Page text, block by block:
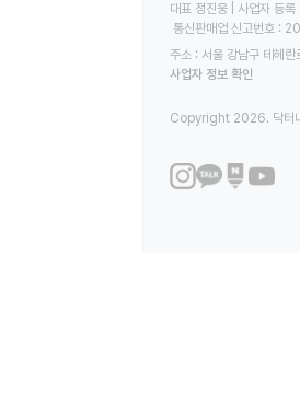
대표 정진웅 | 사업자
통신판매업 신고번호
주소 : 서울 강남구 테헤
사업자 정보 확인
Copyright 2026. 닥터